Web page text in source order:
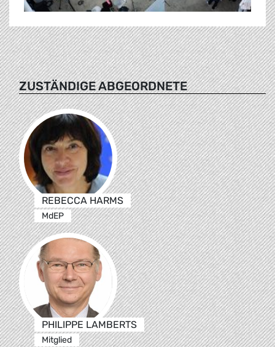
ZUSTÄNDIGE ABGEORDNETE
REBECCA HARMS
MdEP
PHILIPPE LAMBERTS
Mitglied